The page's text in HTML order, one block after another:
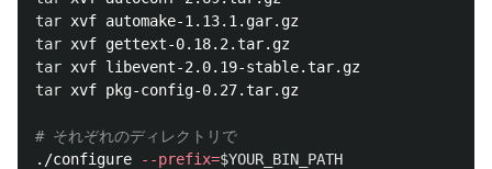
tar
tar
tar
tar xvf pkg-config-0.27.tar.gz
# それぞれのディレクトリで
./configure
--prefix=$YOUR_BIN_PATH